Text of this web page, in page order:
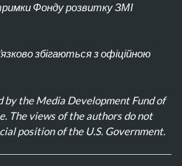
Фонду розвитку ЗМІ
збігаються з офіційною
by the Media Development Fund of
The views of the authors do not
position of the U.S. Government.